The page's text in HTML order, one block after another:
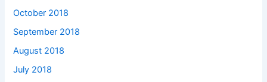
October 2018
September 2018
August 2018
July 2018